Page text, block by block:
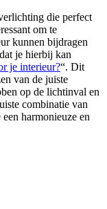
die perfect
om te
kunnen bijdragen
je hierbij kan
je interieur?“. Dit
van de juiste
op de lichtinval en
combinatie van
harmonieuze en